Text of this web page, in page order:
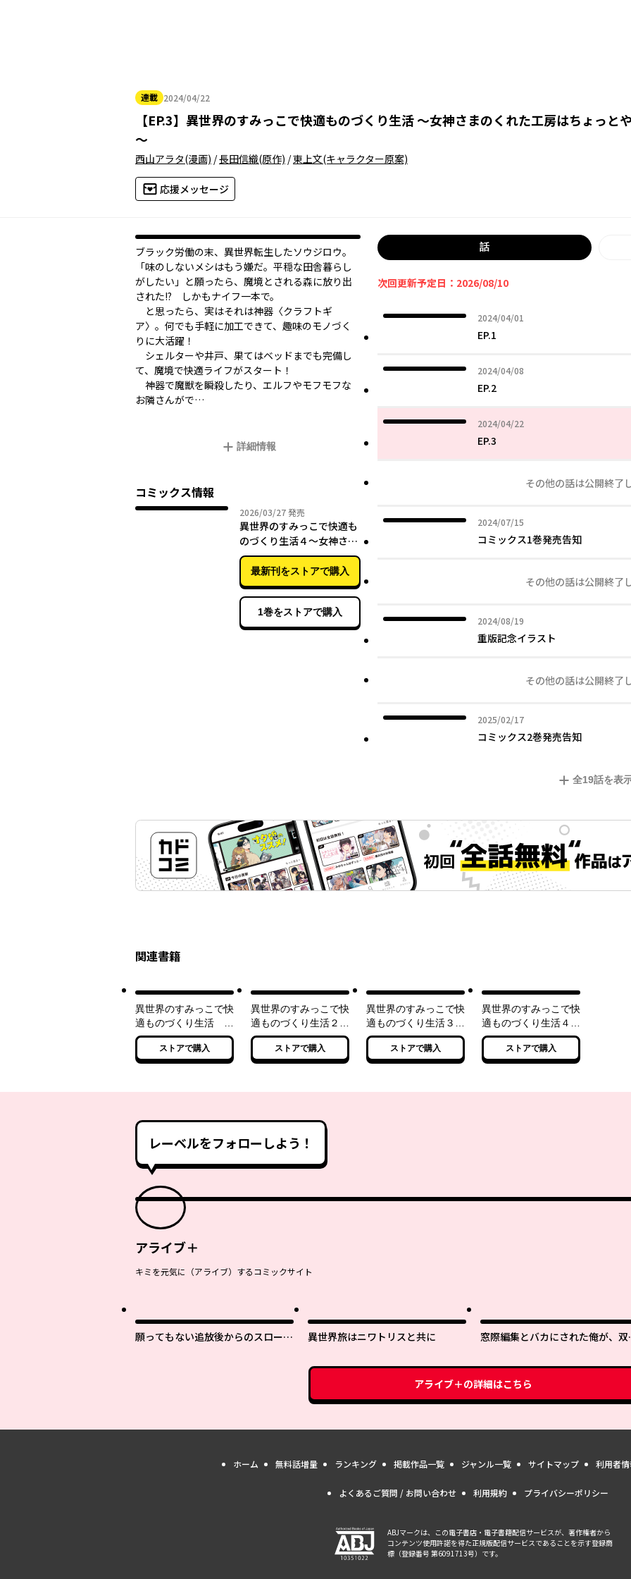
連載 2024/04/22
2024年04月22日
【EP.3】 異世界のすみっこで快適ものづくり生活 ～女神さまのくれた工房はちょっと
～
西山アラタ(漫画) /長田信織(原作) /東上文(キャラクター原案)
応援メッセージ
ブラック労働の末、異世界転生したソウジロウ。
「味のしないメシはもう嫌だ。平穏な田舎暮らし
がしたい」と願ったら、魔境とされる森に放り出
された!? しかもナイフ一本で。
と思ったら、実はそれは神器〈クラフトギ
ア〉。何でも手軽に加工できて、趣味のモノづく
りに大活躍！
シェルターや井戸、果てはベッドまでも完備し
て、魔境で快適ライフがスタート！
神器で魔獣を瞬殺したり、エルフやモフモフな
お隣さんがで…
詳細情報
コミックス情報
2026/03/272026年03月27日
発売
異世界のすみっこで快適も
のづくり生活４～女神さま
のくれた工房はちょっとや
りすぎ性能だった～
最新刊をストアで購入
1巻をストアで購入
話
次回更新予定日：2026/08/10
2024/04/01
2024年04月01日
EP.1
2024/04/08
2024年04月08日
EP.2
2024/04/22
2024年04月22日
EP.3
その他の話は公開終了
2024/07/15
2024年07月15日
コミックス1巻発売告知
その他の話は公開終了
2024/08/19
2024年08月19日
重版記念イラスト
その他の話は公開終了
2025/02/17
2025年02月17日
コミックス2巻発売告知
全19話を表
関連書籍
異世界のすみっこで快
適ものづくり生活 ～
女神さまのくれた工房
はちょっとやりすぎ性
能だった～
ストアで購入
異世界のすみっこで快
適ものづくり生活２
～女神さまのくれた工
房はちょっとやりすぎ
性能だった～
ストアで購入
異世界のすみっこで快
適ものづくり生活３
～女神さまのくれた工
房はちょっとやりすぎ
性能だった～
ストアで購入
異世界のすみっこで快
適ものづくり生活４
～女神さまのくれた工
房はちょっとやりすぎ
性能だった～
ストアで購入
レーベルをフォローしよう！
アライブ＋
キミを元気に（アライブ）するコミックサイト
願ってもない追放後からのスローラ
異世界旅はニワトリスと共に
窓際編集とバカにされた俺が、双
アライブ＋の詳細はこちら
ホーム 無料話増量 ランキング 掲載作品一覧 ジャンル一覧 サイトマップ 利用者
よくあるご質問 / お問い合わせ 利用規約 プライバシーポリシー
ABJマークは、この電子書店・電子書籍配信サービスが、著作権者から
コンテンツ使用許諾を得た正規版配信サービスであることを示す登録商
標（登録番号 第6091713号）です。